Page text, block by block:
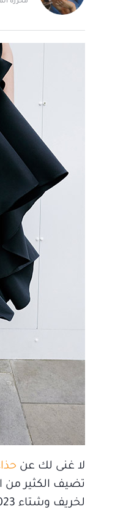
لا غنى لك عن
تضيف الكثير من
لخريف وشتاء 2023 لتختاري منها ما يلائم ستايلك.